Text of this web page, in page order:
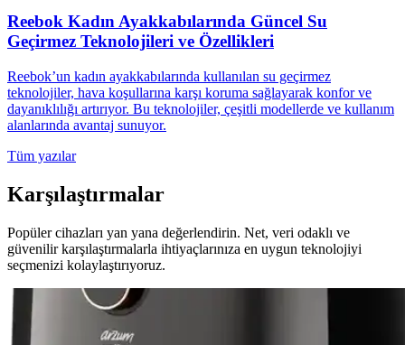
Reebok Kadın Ayakkabılarında Güncel Su
Geçirmez Teknolojileri ve Özellikleri
Reebok’un kadın ayakkabılarında kullanılan su geçirmez
teknolojiler, hava koşullarına karşı koruma sağlayarak konfor ve
dayanıklılığı artırıyor. Bu teknolojiler, çeşitli modellerde ve kullanım
alanlarında avantaj sunuyor.
Tüm yazılar
Karşılaştırmalar
Popüler cihazları yan yana değerlendirin. Net, veri odaklı ve
güvenilir karşılaştırmalarla ihtiyaçlarınıza en uygun teknolojiyi
seçmenizi kolaylaştırıyoruz.